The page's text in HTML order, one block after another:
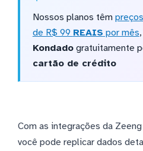
Nossos planos têm
de R$ 99 REAIS por mês
Kondadogratuitamente
cartão de crédito
Com as integrações da
você pode replicar dados